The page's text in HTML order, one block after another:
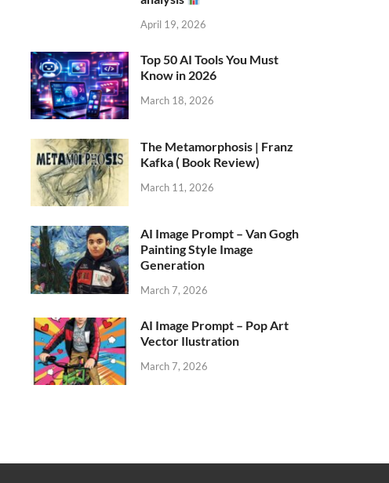
April 19, 2026
Top 50 AI Tools You Must
Know in 2026
March 18, 2026
The Metamorphosis | Franz
Kafka ( Book Review)
March 11, 2026
AI Image Prompt – Van Gogh
Painting Style Image
Generation
March 7, 2026
AI Image Prompt – Pop Art
Vector Ilustration
March 7, 2026